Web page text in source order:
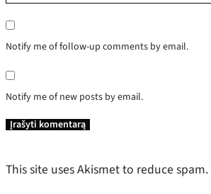
Notify me of follow-up comments by email.
Notify me of new posts by email.
This site uses Akismet to reduce spam.